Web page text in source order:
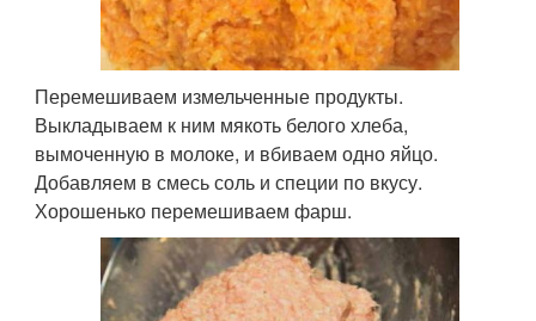
Перемешиваем измельченные продукты.
Выкладываем к ним мякоть белого хлеба,
вымоченную в молоке, и вбиваем одно яйцо.
Добавляем в смесь соль и специи по вкусу.
Хорошенько перемешиваем фарш.